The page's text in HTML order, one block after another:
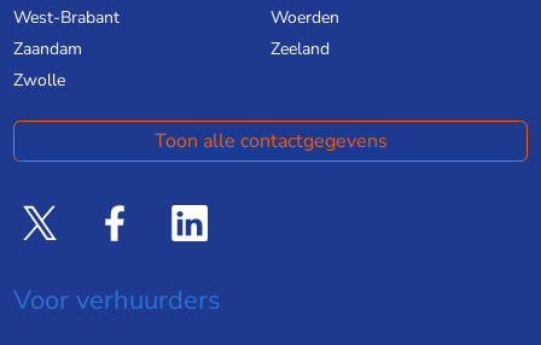
West-Brabant
Woerden
Zaandam
Zeeland
Zwolle
Toon alle contactgegevens
Voor verhuurders